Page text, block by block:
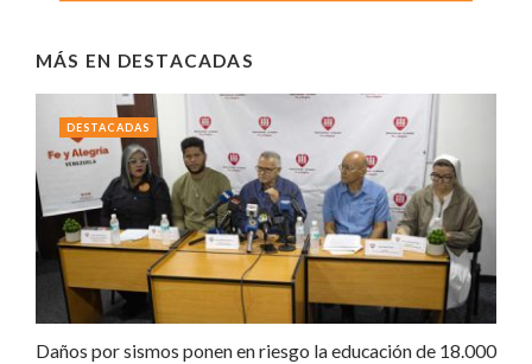
MÁS EN DESTACADAS
Daños por sismos ponen en riesgo la educación de 18.000
DESTACADAS